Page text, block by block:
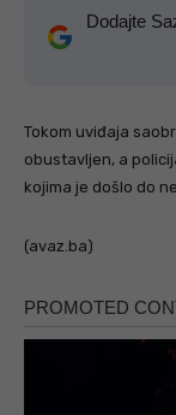
Dodajte
Tokom uviđaja
obustavljen, a
kojima je došlo do
(avaz.ba)